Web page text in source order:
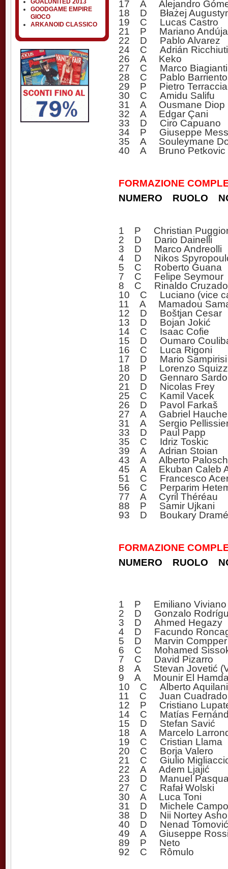
GOODGAME EMPIRE
GIOCO
ARKANOID CLASSICO
17 A Alejandro
18 D Błażej
19 C Lucas Castro
21 P Mariano
22 D Pablo Alvarez
24 C Adrián Ricchiuti
26 A Keko
27 C Marco Biagianti
28 C Pablo
29 P Pietro
30 C Amidu Salifu
31 A Ousmane Diop
32 A Edgar Çani
33 D Ciro Capuano
34 P Giuseppe
35 A Souleymane
40 A Bruno Petkovic
FORMAZIONE
NUMERO RUOLO
1 P Christian
2 D Dario Dainelli
3 D Marco Andreolli
4 D Nikos
5 C Roberto Guana
7 C Felipe Seymour
8 C Rinaldo Cruzado
10 C Luciano (vice
11 A Mamadou
12 D Boštjan Cesar
13 D Bojan Jokić
14 C Isaac Cofie
15 D Oumaro
16 C Luca Rigoni
17 D Mario Sampirisi
18 P Lorenzo
20 D Gennaro Sardo
21 D Nicolas Frey
25 C Kamil Vacek
26 D Pavol Farkaš
27 A Gabriel Hauche
31 A Sergio Pellissier
33 D Paul Papp
35 C Idriz Toskic
39 A Adrian Stoian
43 A Alberto
45 A Ekuban Caleb
51 C Francesco
56 C Perparim
77 A Cyril Théréau
88 P Samir Ujkani
93 D Boukary Dramé
FORMAZIONE
NUMERO RUOLO
1 P Emiliano Viviano
2 D Gonzalo
3 D Ahmed Hegazy
4 D Facundo
5 D Marvin Compper
6 C Mohamed
7 C David Pizarro
8 A Stevan Jovetić
9 A Mounir El
10 C Alberto Aquilani
11 C Juan Cuadrado
12 P Cristiano
14 C Matías
15 D Stefan Savić
18 A Marcelo
19 C Cristian Llama
20 C Borja Valero
21 C Giulio
22 A Adem Ljajić
23 D Manuel Pasqual
27 C Rafał Wolski
30 A Luca Toni
31 D Michele
38 D Nii Nortey
40 D Nenad Tomović
49 A Giuseppe
89 P Neto
92 C Rômulo